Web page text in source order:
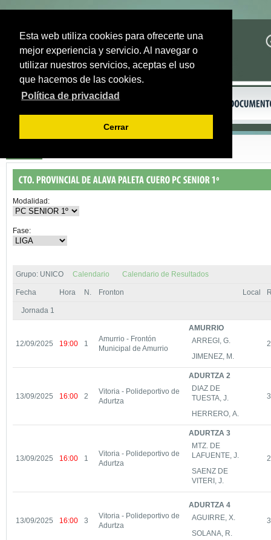
Esta web utiliza cookies para ofrecerte una
mejor experiencia y servicio. Al navegar o
utilizar nuestros servicios, aceptas el uso
que hacemos de las cookies.
Política de privacidad
Cerrar
Modalidad:
Fase:
Grupo: UNICO Calendario Calendario de Resultados
Fecha Hora N. Fronton Local
Jornada 1
12/09/2025 19:00 1
Amurrio - Frontón
Municipal de Amurrio
AMURRIO
ARREGI, G.
JIMENEZ, M.
13/09/2025 16:00 2
Vitoria - Polideportivo de
Adurtza
ADURTZA 2
DIAZ DE
TUESTA, J.
HERRERO, A.
13/09/2025 16:00 1
Vitoria - Polideportivo de
Adurtza
ADURTZA 3
MTZ. DE
LAFUENTE, J.
SAENZ DE
VITERI, J.
13/09/2025 16:00 3
Vitoria - Polideportivo de
Adurtza
ADURTZA 4
AGUIRRE, X.
SOLANA, R.